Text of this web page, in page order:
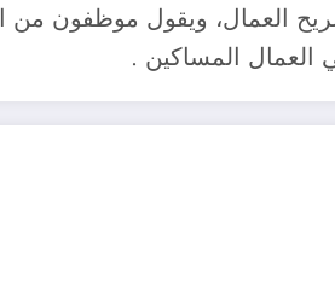
العمال، ويقول موظفون من
المساكين .